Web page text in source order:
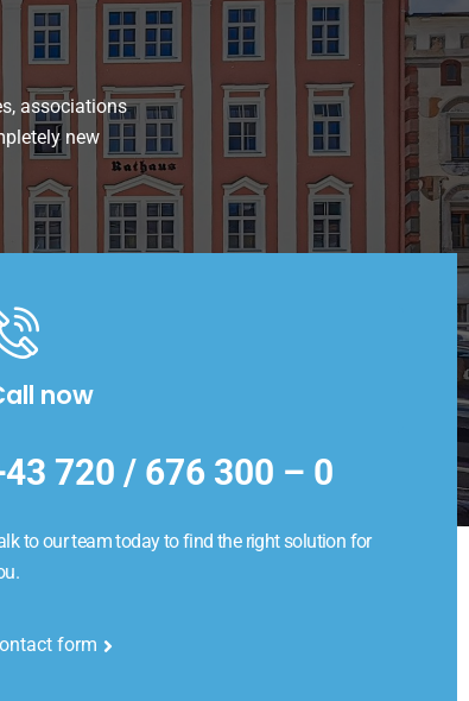
associations
new
now
720 / 676 300 – 0
to our team today to find the right solution for
form